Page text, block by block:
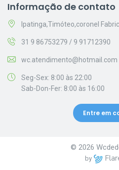
Informação de contato
Ipatinga,Timóteo,coronel
31 9 86753279 / 9 91712390
wc.atendimento@hotmail.com
Seg-Sex: 8:00 às 22:00
Sab-Don-Fer: 8:00 às 16:00
Entre em
© 2026
by